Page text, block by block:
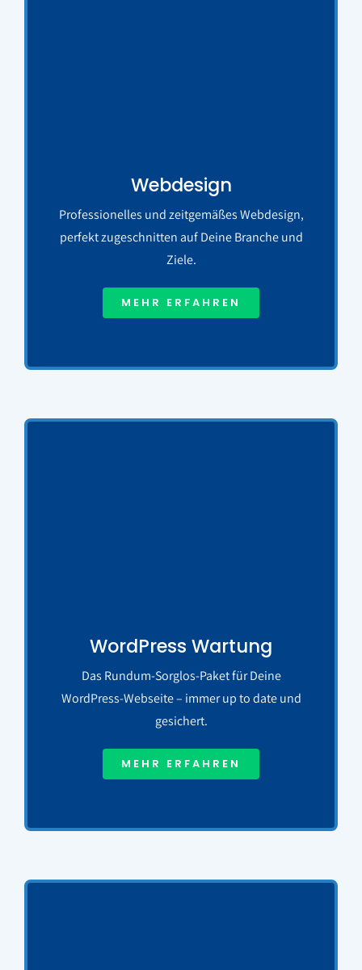
Webdesign
Professionelles und zeitgemäßes Webdesign,
perfekt zugeschnitten auf Deine Branche und
Ziele.
MEHR ERFAHREN
WordPress Wartung
Das Rundum-Sorglos-Paket für Deine
WordPress-Webseite – immer up to date und
gesichert.
MEHR ERFAHREN